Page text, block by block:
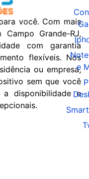
você. Com mais
Grande-RJ,
com garantia
flexíveis. Nós
ou empresa,
sem que você
disponibilidade e
e